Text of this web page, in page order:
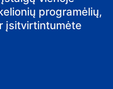
programėlių,
įsitvirtintumėte